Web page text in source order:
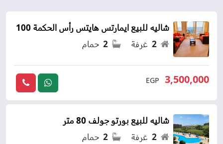
شاليه للبيع ايمارتس هايتس رأس الحكمة 100 م
2 غرفة 2 حمام
3,500,000
EGP
شاليه للبيع بورتو جولف 80 متر
2 غرفة 2 حمام